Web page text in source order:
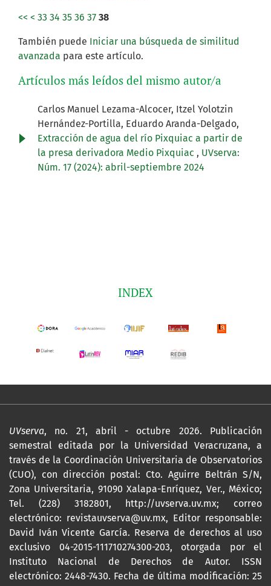
<< < 33 34 35 36 37 38
También puede Iniciar una búsqueda de similitud
avanzada para este artículo.
Artículos más leídos del mismo autor/a
Carlos Manuel Lezama-Alcocer, Itzel Yolotzin
Hernández-Portilla, Eduardo Aranda-Delgado,
Extracción de agua del río Pixquiac a partir de
la presa derivadora Medio Pixquiac , UVserva:
Núm. 17 (2024): abril-septiembre 2024
INDEX
UVserva, no. 21, abril - octubre 2026. Publicación
semestral editada por la Universidad Veracruzana, a
través de la Coordinación Universitaria de Observatorios
(CUO), con dirección postal: Cto. Aguirre Beltrán S/N,
Zona Universitaria, 91090 Xalapa-Enríquez, Ver., México;
Tel. (228) 3182801,
http://uvserva.uv.mx; correo
electrónico: revistauvserva@uv.mx, Editor responsable:
David Iván Vicente García. Reserva de derechos al uso
exclusivo 04-2015-111710274300-203, otorgada por el
Instituto Nacional de Derechos de Autor. ISSN
electrónico: 2448-7430. Fecha de última modificación: 25